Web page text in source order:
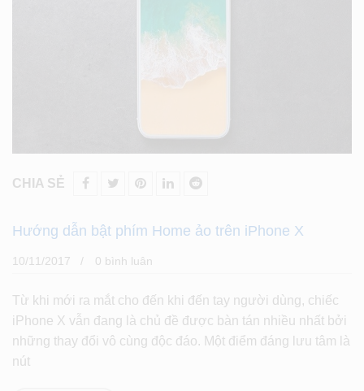
CHIA SẺ
Hướng dẫn bật phím Home ảo trên iPhone X
10/11/2017 0 bình luân
Từ khi mới ra mắt cho đến khi đến tay người dùng, chiếc
iPhone X vẫn đang là chủ đề được bàn tán nhiều nhất bởi
những thay đổi vô cùng độc đáo. Một điểm đáng lưu tâm là
nút